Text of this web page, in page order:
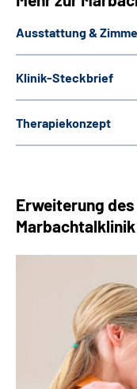
Ausstattung &
Klinik-Steckbrief
Therapiekonzept
Erweiterung
Marbachtalklinik